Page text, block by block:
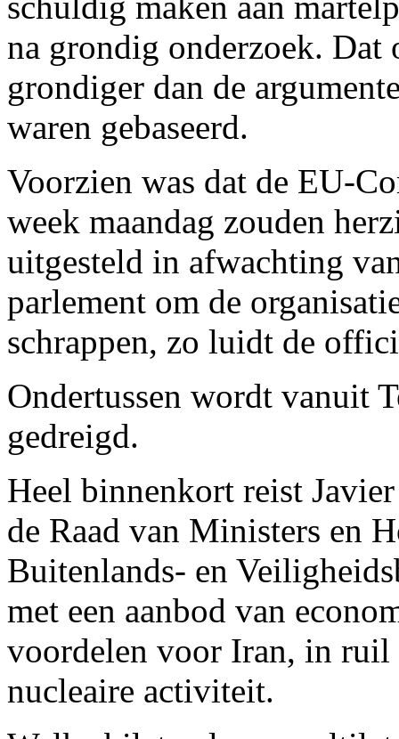
na grondig onderzoek. Dat
grondiger dan de
waren gebaseerd.
Voorzien was dat de EU-
week maandag zouden
uitgesteld in afwachting
parlement om de
schrappen, zo luidt de
Ondertussen wordt vanuit
gedreigd.
Heel binnenkort reist
de Raad van Ministers en
Buitenlands- en
met een aanbod van
voordelen voor Iran, in ruil
nucleaire activiteit.